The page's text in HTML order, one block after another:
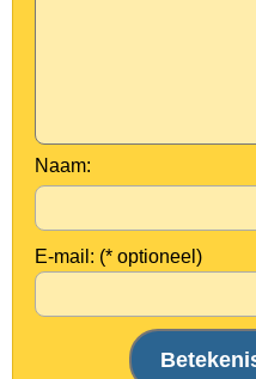
Naam:
E-mail: (* optioneel)